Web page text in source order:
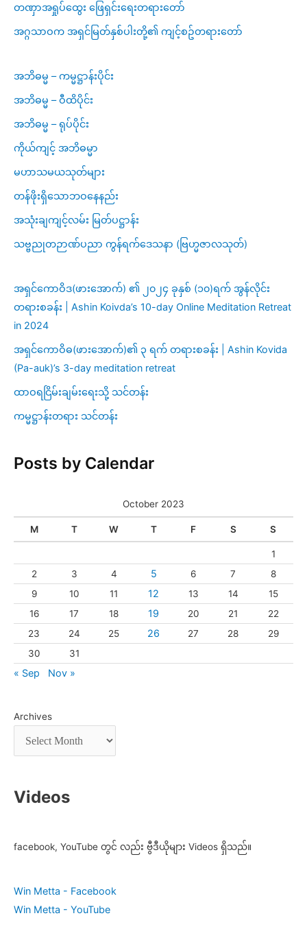
တဏှာအရှုပ်ထွေး ဖြေရှင်းရေးတရားတော်
အဂ္ဂသာဝက အရှင်မြတ်နှစ်ပါးတို့၏ ကျင့်စဥ်တရားတော်
အဘိဓမ္မ – ကမ္မဋ္ဌာန်းပိုင်း
အဘိဓမ္မ – ဝီထိပိုင်း
အဘိဓမ္မ – ရုပ်ပိုင်း
ကိုယ်ကျင့် အဘိဓမ္မာ
မဟာသမယသုတ်များ
တန်ဖိုးရှိသောဘဝနေနည်း
အသုံးချကျင့်လမ်း မြတ်ပဋ္ဌာန်း
သဗ္ဗညုတဉာဏ်ပညာ ကွန်ရက်ဒေသနာ (ဗြဟ္မဇာလသုတ်)
အရှင်ကောဝိဒ(ဖားအောက်) ၏ ၂၀၂၄ ခုနှစ် (၁၀)ရက် အွန်လိုင်း
တရားစခန်း | Ashin Koivda’s 10-day Online Meditation Retreat
in 2024
အရှင်ကောဝိဓ(ဖားအောက်)၏ ၃ ရက် တရားစခန်း | Ashin Kovida
(Pa-auk)’s 3-day meditation retreat
ထာဝရငြိမ်းချမ်းရေးသို့ သင်တန်း
ကမ္မဋ္ဌာန်းတရား သင်တန်း
Posts by Calendar
October 2023
M T W T F S S
1
2
3 4 5 6 7
8
9
10 11 12 13 14
15
16
17 18 19 20 21
22
23
24 25 26 27 28
29
30
31
« Sep Nov »
Archives
Videos
facebook, YouTube တွင် လည်း ဗွီဒီယိုများ Videos ရှိသည်။
Win Metta - Facebook
Win Metta - YouTube